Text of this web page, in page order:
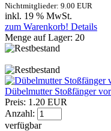
Nichtmitglieder: 9.00 EUR
inkl. 19 % MwSt.
zum Warenkorb! Details
Menge auf Lager: 20
Dübelmutter Stoßfänger
Preis: 1.20 EUR
Anzahl:
verfügbar